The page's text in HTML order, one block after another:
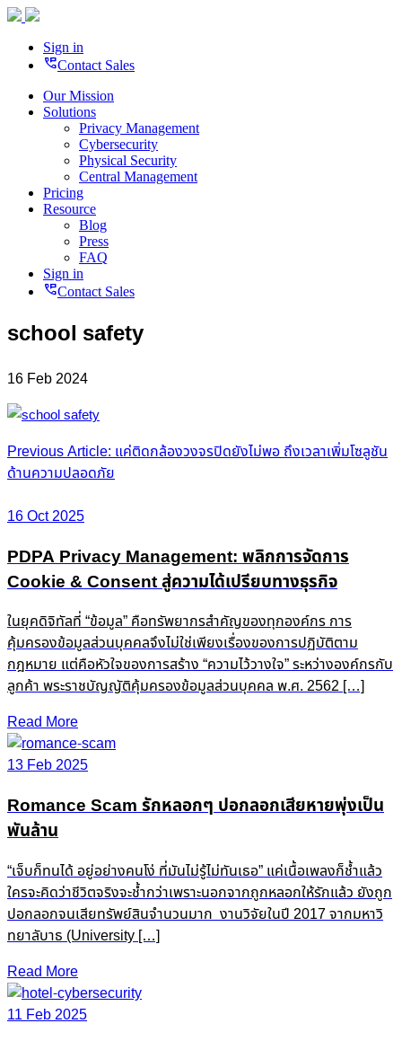
Sign in
perm_phone_msgContact Sales
Our Mission
Solutions
Privacy Management
Cybersecurity
Physical Security
Central Management
Pricing
Resource
Blog
Press
FAQ
Sign in
perm_phone_msgContact Sales
school safety
16 Feb 2024
Post
navigation
Previous Article: แค่ติดกล้องวงจรปิดยังไม่พอ ถึงเวลาเพิ่มโซลูชัน
ด้านความปลอดภัย
16 Oct 2025
PDPA Privacy Management: พลิกการจัดการ
Cookie & Consent สู่ความได้เปรียบทางธุรกิจ
ในยุคดิจิทัลที่ “ข้อมูล” คือทรัพยากรสำคัญของทุกองค์กร การ
คุ้มครองข้อมูลส่วนบุคคลจึงไม่ใช่เพียงเรื่องของการปฏิบัติตาม
กฎหมาย แต่คือหัวใจของการสร้าง “ความไว้วางใจ” ระหว่างองค์กรกับ
ลูกค้า พระราชบัญญัติคุ้มครองข้อมูลส่วนบุคคล พ.ศ. 2562 […]
Read More
13 Feb 2025
Romance Scam รักหลอกๆ ปอกลอกเสียหายพุ่งเป็น
พันล้าน
“เจ็บก็ทนได้ อยู่อย่างคนโง่ ที่มันไม่รู้ไม่ทันเธอ” แค่เนื้อเพลงก็ช้ำแล้ว
ใครจะคิดว่าชีวิตจริงจะช้ำกว่าเพราะนอกจากถูกหลอกให้รักแล้ว ยังถูก
ปอกลอกจนเสียทรัพย์สินจำนวนมาก งานวิจัยในปี 2017 จากมหาวิ
ทยาลับาธ (University […]
Read More
11 Feb 2025